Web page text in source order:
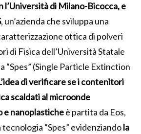
l’Università di Milano-Bicocca, e
, un’azienda che sviluppa una
ottica di polveri
di Fisica dell’Università Statale
“Spes” (Single Particle Extinction
di verificare se i contenitori
scaldati al microonde
e nanoplasticheè partita da Eos,
“Spes” evidenziandola